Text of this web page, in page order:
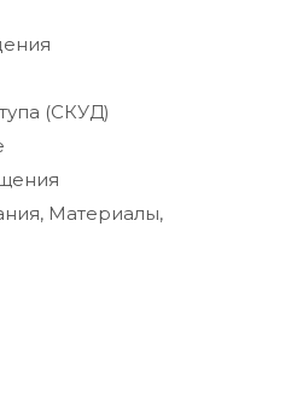
(СКУД)
Материалы,